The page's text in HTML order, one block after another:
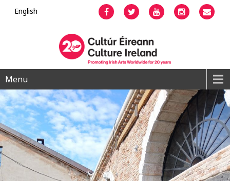
FacebookTwitter YouTubeInstagram
English
Menu